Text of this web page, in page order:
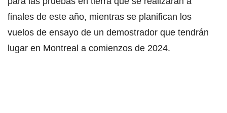
finales de este año, mientras se planifican los
vuelos de ensayo de un demostrador que tendrán
lugar en Montreal a comienzos de 2024.